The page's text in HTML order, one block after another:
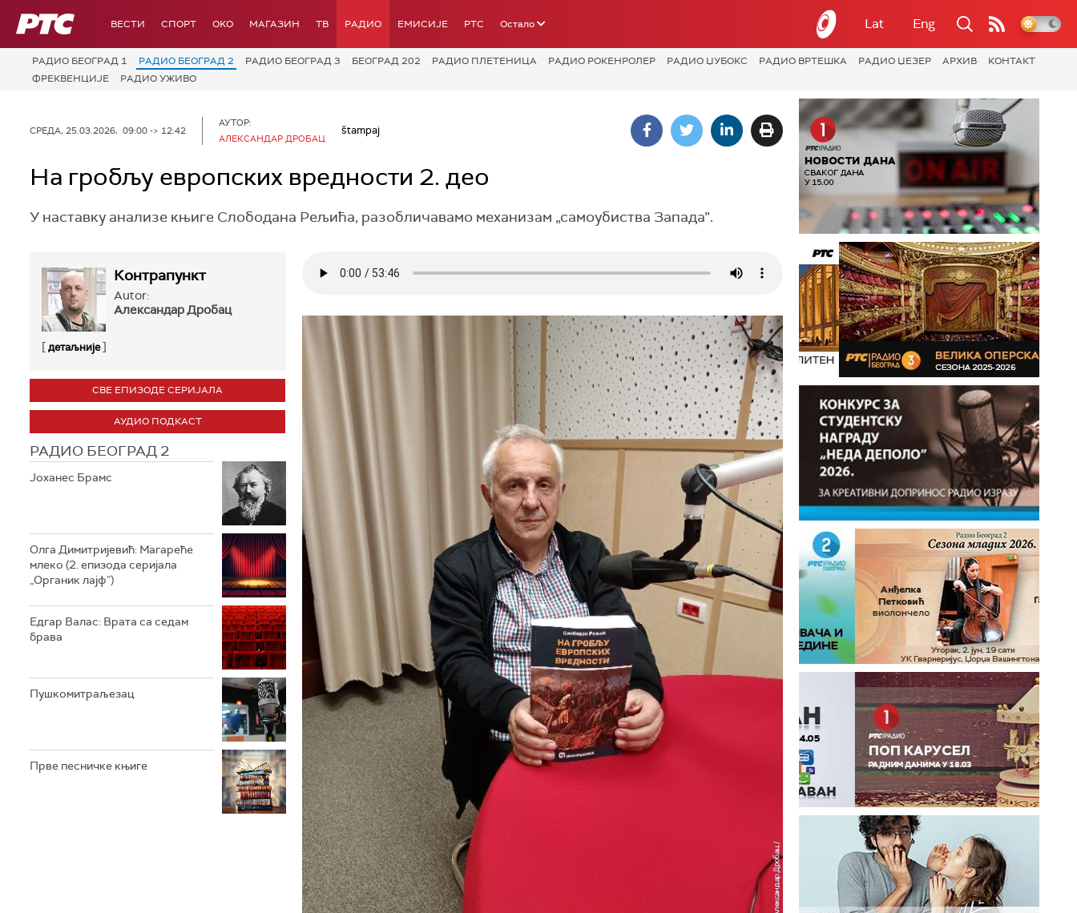
РТС ВЕСТИ СПОРТ OKO МАГАЗИН ТВ РАДИО ЕМИСИЈЕ РТС Остало Lat Eng
РАДИО БЕОГРАД 1 РАДИО БЕОГРАД 2 РАДИО БЕОГРАД 3 БЕОГРАД 202 РАДИО ПЛЕТЕНИЦА РАДИО РОКЕНРОЛЕР РАДИО ЏУБОКС РАДИО ВРТЕШКА РАДИО ЏЕЗЕР АРХИВ
КОНТАКТ
ФРЕКВЕНЦИЈЕ
РАДИО УЖИВО
СРЕДА, 25.03.2026, 09:00 -> 12:42
АУТОР:
АЛЕКСАНДАР ДРОБАЦ
štampaj
На гробљу европских вредности 2. део
У наставку анализе књиге Слободана Рељића, разобличавамо механизам „самоубиства Запада”.
Контрапункт
Autor:
Александар Дробац
[детаљније]
СВЕ ЕПИЗОДЕ СЕРИЈАЛА
АУДИО ПОДКАСТ
РАДИО БЕОГРАД 2
Јоханес Брамс
Олга Димитријевић: Магареће
млеко (2. епизода серијала
„Органик лајф”)
Едгар Валас: Врата са седам
брава
Пушкомитраљезац
Прве песничке књиге